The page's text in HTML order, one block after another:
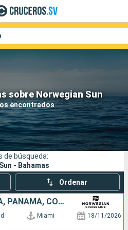
sobre Norwegian Sun
encontrados
Compañías
Buscar
de búsqueda:
- Bahamas
Ordenar
BAHAMAS, COLOMBIA, PANAMÁ, COSTA RICA, JAMAICA, ISLAS CAIMÁN, ESTADOS UNIDOS
Miami 18/11/2026